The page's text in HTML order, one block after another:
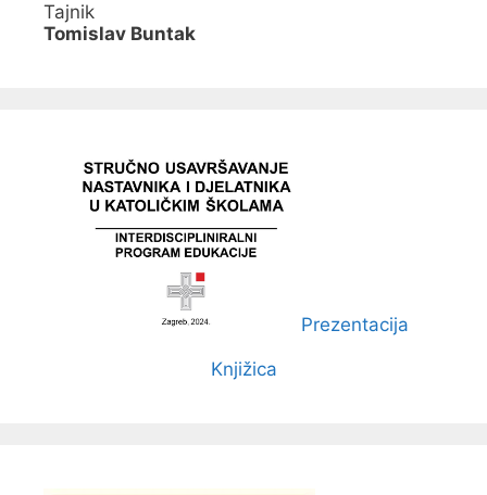
Tajnik
Tomislav Buntak
Prezentacija
Knjižica